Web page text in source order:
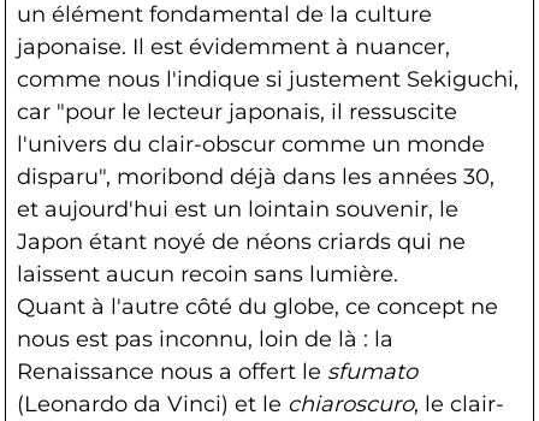
un élément fondamental de la culture
japonaise. Il est évidemment à nuancer,
comme nous l'indique si justement Sekiguchi,
car "pour le lecteur japonais, il ressuscite
l'univers du clair-obscur comme un monde
disparu", moribond déjà dans les années 30,
et aujourd'hui est un lointain souvenir, le
Japon étant noyé de néons criards qui ne
laissent aucun recoin sans lumière.
Quant à l'autre côté du globe, ce concept ne
nous est pas inconnu, loin de là : la
Renaissance nous a offert le sfumato
(Leonardo da Vinci) et le chiaroscuro, le clair-